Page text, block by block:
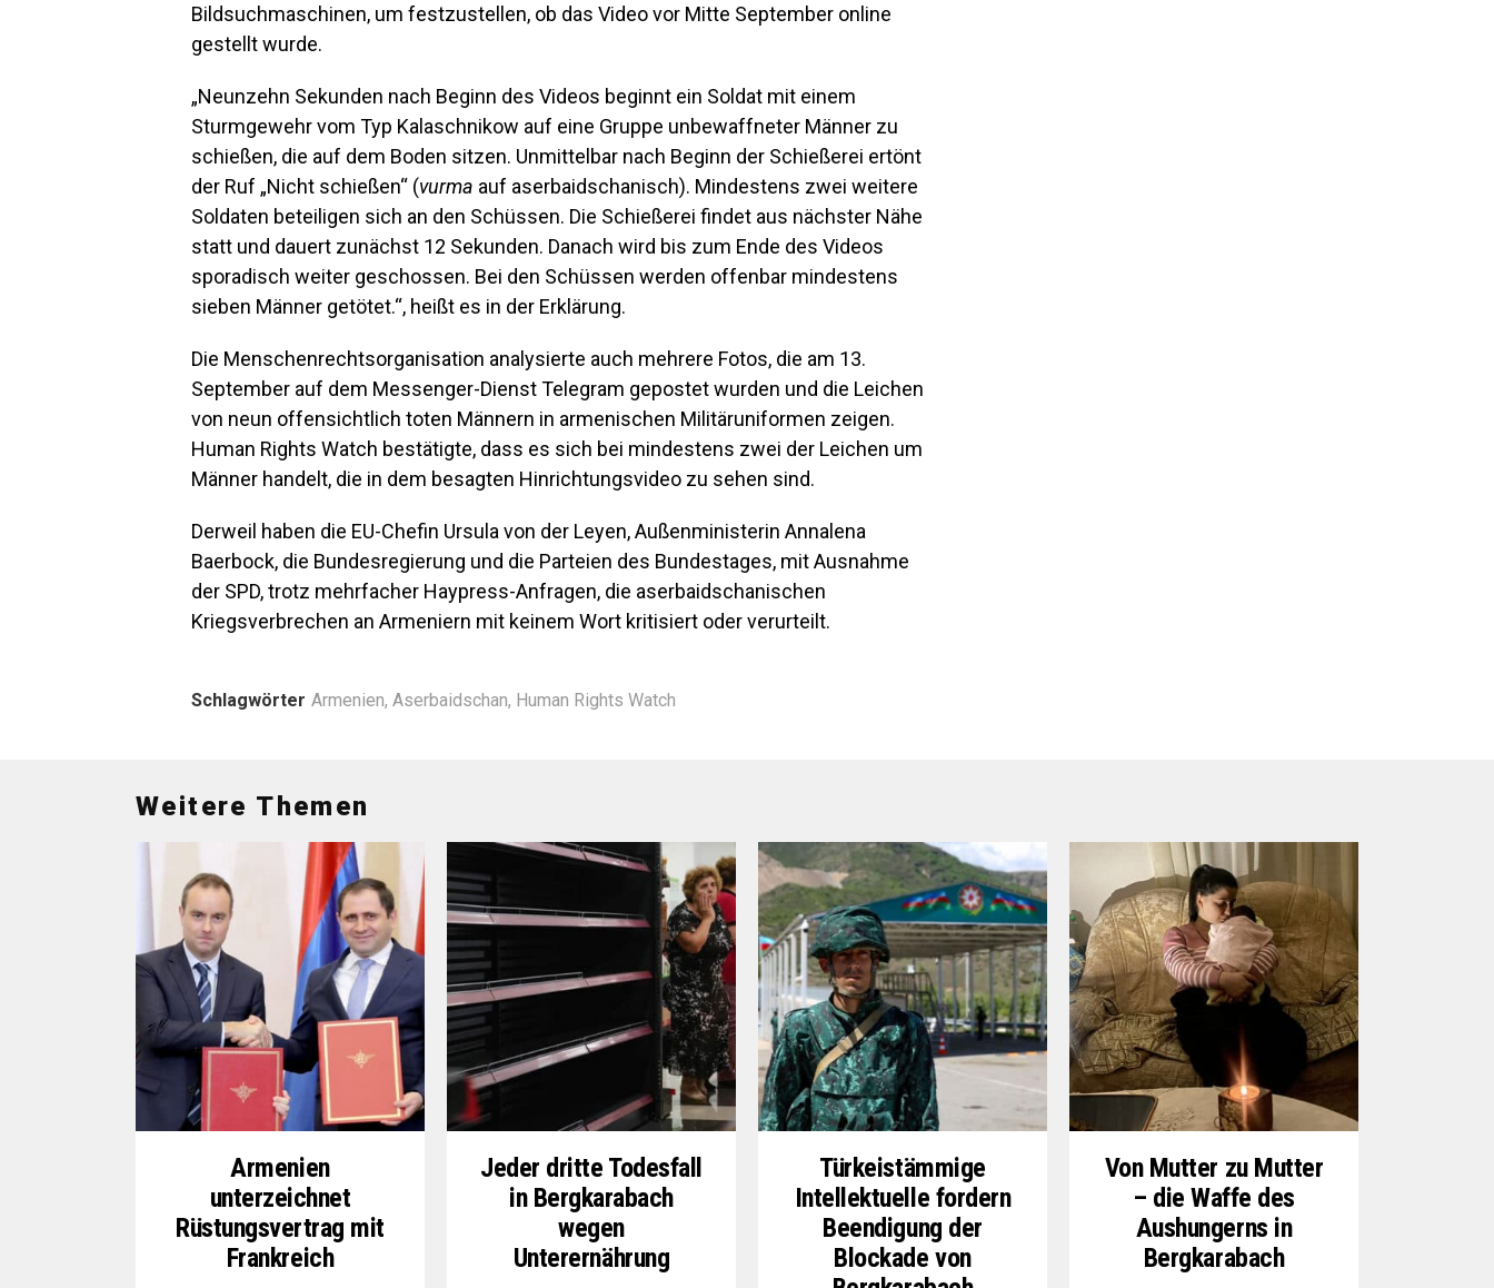
Bildsuchmaschinen, um festzustellen, ob das Video vor Mitte September online
gestellt wurde.
„Neunzehn Sekunden nach Beginn des Videos beginnt ein Soldat mit einem
Sturmgewehr vom Typ Kalaschnikow auf eine Gruppe unbewaffneter Männer zu
schießen, die auf dem Boden sitzen. Unmittelbar nach Beginn der Schießerei ertönt
der Ruf „Nicht schießen“ (vurma auf aserbaidschanisch). Mindestens zwei weitere
Soldaten beteiligen sich an den Schüssen. Die Schießerei findet aus nächster Nähe
statt und dauert zunächst 12 Sekunden. Danach wird bis zum Ende des Videos
sporadisch weiter geschossen. Bei den Schüssen werden offenbar mindestens
sieben Männer getötet.“, heißt es in der Erklärung.
Die Menschenrechtsorganisation analysierte auch mehrere Fotos, die am 13.
September auf dem Messenger-Dienst Telegram gepostet wurden und die Leichen
von neun offensichtlich toten Männern in armenischen Militäruniformen zeigen.
Human Rights Watch bestätigte, dass es sich bei mindestens zwei der Leichen um
Männer handelt, die in dem besagten Hinrichtungsvideo zu sehen sind.
Derweil haben die EU-Chefin Ursula von der Leyen, Außenministerin Annalena
Baerbock, die Bundesregierung und die Parteien des Bundestages, mit Ausnahme
der SPD, trotz mehrfacher Haypress-Anfragen, die aserbaidschanischen
Kriegsverbrechen an Armeniern mit keinem Wort kritisiert oder verurteilt.
Schlagwörter Armenien, Aserbaidschan, Human Rights Watch
Weitere Themen
Armenien
unterzeichnet
Rüstungsvertrag mit
Frankreich
Jeder dritte Todesfall
in Bergkarabach
wegen
Unterernährung
Türkeistämmige
Intellektuelle fordern
Beendigung der
Blockade von
Von Mutter zu Mutter
– die Waffe des
Aushungerns in
Bergkarabach